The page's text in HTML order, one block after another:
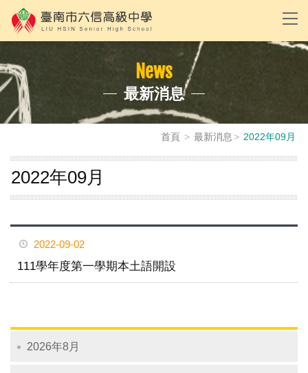
News
最新消息
首頁 最新消息 2022年09月
2022年09月
2022-09-02
111學年度第一學期本土語開設
2026年8月